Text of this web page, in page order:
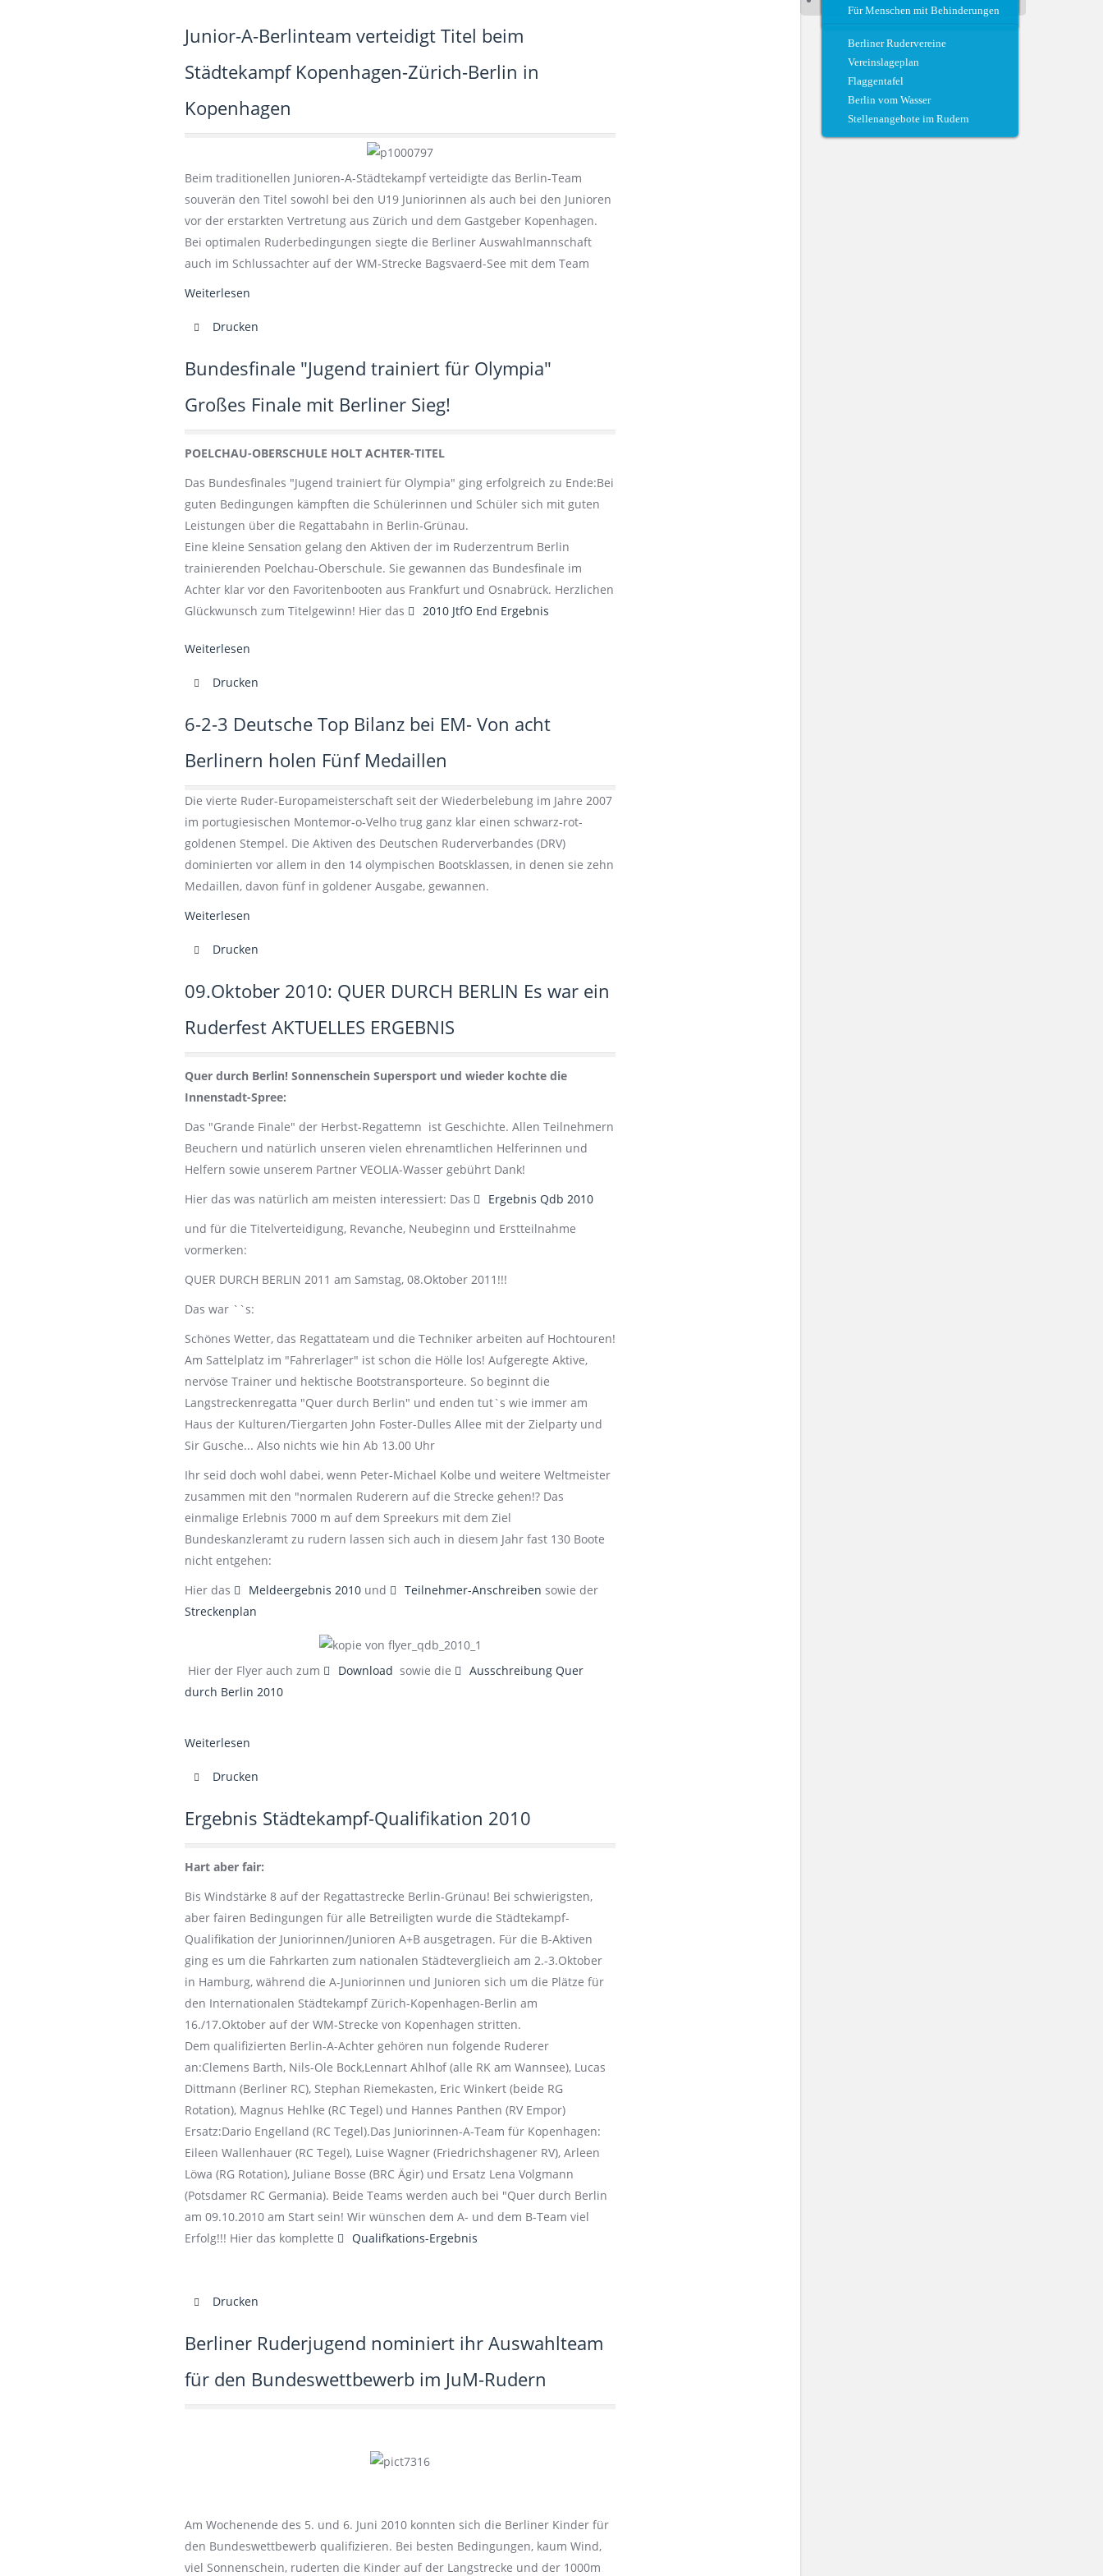
Regattateam und Regattahelfer
Für Menschen mit Behinderungen
Berliner Rudervereine
Vereinslageplan
Flaggentafel
Berlin vom Wasser
Stellenangebote im Rudern
Junior-A-Berlinteam verteidigt Titel beim
Städtekampf Kopenhagen-Zürich-Berlin in
Kopenhagen
Beim traditionellen Junioren-A-Städtekampf verteidigte das Berlin-Team
souverän den Titel sowohl bei den U19 Juniorinnen als auch bei den Junioren
vor der erstarkten Vertretung aus Zürich und dem Gastgeber Kopenhagen.
Bei optimalen Ruderbedingungen siegte die Berliner Auswahlmannschaft
auch im Schlussachter auf der WM-Strecke Bagsvaerd-See mit dem Team
Weiterlesen
Drucken
Bundesfinale "Jugend trainiert für Olympia"
Großes Finale mit Berliner Sieg!
POELCHAU-OBERSCHULE HOLT ACHTER-TITEL
Das Bundesfinales "Jugend trainiert für Olympia" ging erfolgreich zu Ende:Bei
guten Bedingungen kämpften die Schülerinnen und Schüler sich mit guten
Leistungen über die Regattabahn in Berlin-Grünau.
Eine kleine Sensation gelang den Aktiven der im Ruderzentrum Berlin
trainierenden Poelchau-Oberschule. Sie gewannen das Bundesfinale im
Achter klar vor den Favoritenbooten aus Frankfurt und Osnabrück. Herzlichen
Glückwunsch zum Titelgewinn! Hier das
default
2010 JtfO End Ergebnis
Weiterlesen
Drucken
6-2-3 Deutsche Top Bilanz bei EM- Von acht
Berlinern holen Fünf Medaillen
Die vierte Ruder-Europameisterschaft seit der Wiederbelebung im Jahre 2007
im portugiesischen Montemor-o-Velho trug ganz klar einen schwarz-rot-
goldenen Stempel. Die Aktiven des Deutschen Ruderverbandes (DRV)
dominierten vor allem in den 14 olympischen Bootsklassen, in denen sie zehn
Medaillen, davon fünf in goldener Ausgabe, gewannen.
Weiterlesen
Drucken
09.Oktober 2010: QUER DURCH BERLIN Es war ein
Ruderfest AKTUELLES ERGEBNIS
Quer durch Berlin! Sonnenschein Supersport und wieder kochte die
Innenstadt-Spree:
Das "Grande Finale" der Herbst-Regattemn ist Geschichte. Allen Teilnehmern
Beuchern und natürlich unseren vielen ehrenamtlichen Helferinnen und
Helfern sowie unserem Partner VEOLIA-Wasser gebührt Dank!
Hier das was natürlich am meisten interessiert: Das
default
Ergebnis Qdb 2010
und für die Titelverteidigung, Revanche, Neubeginn und Erstteilnahme
vormerken:
QUER DURCH BERLIN 2011 am Samstag, 08.Oktober 2011!!!
Das war ``s:
Schönes Wetter, das Regattateam und die Techniker arbeiten auf Hochtouren!
Am Sattelplatz im "Fahrerlager" ist schon die Hölle los! Aufgeregte Aktive,
nervöse Trainer und hektische Bootstransporteure. So beginnt die
Langstreckenregatta "Quer durch Berlin" und enden tut`s wie immer am
Haus der Kulturen/Tiergarten John Foster-Dulles Allee mit der Zielparty und
Sir Gusche... Also nichts wie hin Ab 13.00 Uhr
Ihr seid doch wohl dabei, wenn Peter-Michael Kolbe und weitere Weltmeister
zusammen mit den "normalen Ruderern auf die Strecke gehen!? Das
einmalige Erlebnis 7000 m auf dem Spreekurs mit dem Ziel
Bundeskanzleramt zu rudern lassen sich auch in diesem Jahr fast 130 Boote
nicht entgehen:
Hier das
default
Meldeergebnis 2010 und default
Teilnehmer-Anschreiben sowie der
Streckenplan
Hier der Flyer auch zum default
Download sowie die default
Ausschreibung Quer
durch Berlin 2010
Weiterlesen
Drucken
Ergebnis Städtekampf-Qualifikation 2010
Hart aber fair:
Bis Windstärke 8 auf der Regattastrecke Berlin-Grünau! Bei schwierigsten,
aber fairen Bedingungen für alle Betreiligten wurde die Städtekampf-
Qualifikation der Juniorinnen/Junioren A+B ausgetragen. Für die B-Aktiven
ging es um die Fahrkarten zum nationalen Städteverglieich am 2.-3.Oktober
in Hamburg, während die A-Juniorinnen und Junioren sich um die Plätze für
den Internationalen Städtekampf Zürich-Kopenhagen-Berlin am
16./17.Oktober auf der WM-Strecke von Kopenhagen stritten.
Dem qualifizierten Berlin-A-Achter gehören nun folgende Ruderer
an:Clemens Barth, Nils-Ole Bock,Lennart Ahlhof (alle RK am Wannsee), Lucas
Dittmann (Berliner RC), Stephan Riemekasten, Eric Winkert (beide RG
Rotation), Magnus Hehlke (RC Tegel) und Hannes Panthen (RV Empor)
Ersatz:Dario Engelland (RC Tegel).Das Juniorinnen-A-Team für Kopenhagen:
Eileen Wallenhauer (RC Tegel), Luise Wagner (Friedrichshagener RV), Arleen
Löwa (RG Rotation), Juliane Bosse (BRC Ägir) und Ersatz Lena Volgmann
(Potsdamer RC Germania). Beide Teams werden auch bei "Quer durch Berlin
am 09.10.2010 am Start sein! Wir wünschen dem A- und dem B-Team viel
Erfolg!!! Hier das komplette
default
Qualifkations-Ergebnis
Drucken
Berliner Ruderjugend nominiert ihr Auswahlteam
für den Bundeswettbewerb im JuM-Rudern
Am Wochenende des 5. und 6. Juni 2010 konnten sich die Berliner Kinder für
den Bundeswettbewerb qualifizieren. Bei besten Bedingungen, kaum Wind,
viel Sonnenschein, ruderten die Kinder auf der Langstrecke und der 1000m